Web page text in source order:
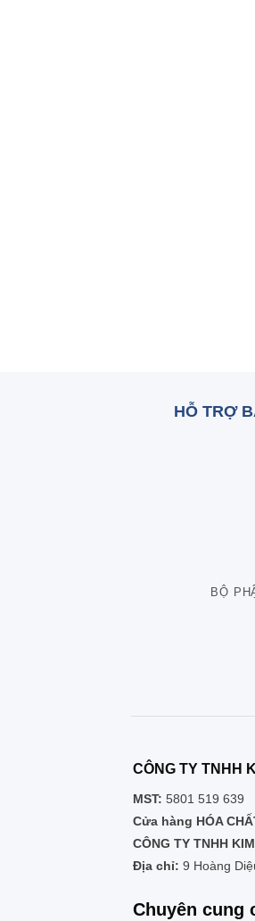
HỖ TRỢ
BỘ
CÔNG TY TNHH
MST: 5801 519 639
Cửa hàng HÓA
CÔNG TY TNHH
Địa chỉ: 9 Hoàng
Chuyên cung